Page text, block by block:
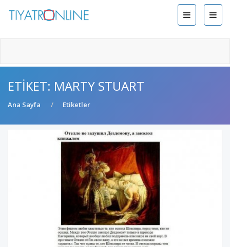
ETIKET: MARTY STUART
Ana Sayfa Etiketler